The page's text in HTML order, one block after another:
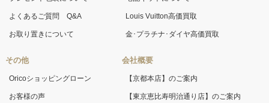
よくあるご質問 Q&A
お取り置きについて
その他
Oricoショッピングローン
お客様の声
Louis Vuitton高価買取
金･プラチナ･ダイヤ高価買取
会社概要
【京都本店】のご案内
【東京恵比寿明治通り店】のご案内